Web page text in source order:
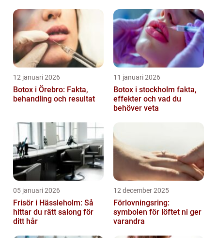
12 januari 2026
Botox i Örebro: Fakta,
behandling och resultat
11 januari 2026
Botox i stockholm fakta,
effekter och vad du
behöver veta
05 januari 2026
Frisör i Hässleholm: Så
hittar du rätt salong för
ditt hår
12 december 2025
Förlovningsring:
symbolen för löftet ni ger
varandra